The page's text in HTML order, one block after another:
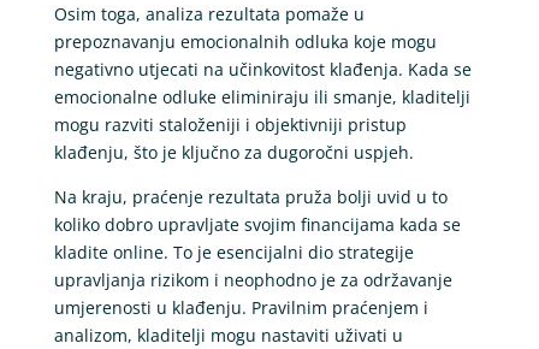
Osim toga, analiza rezultata pomaže u
prepoznavanju emocionalnih odluka koje mogu
negativno utjecati na učinkovitost klađenja. Kada se
emocionalne odluke eliminiraju ili smanje, kladitelji
mogu razviti staloženiji i objektivniji pristup
klađenju, što je ključno za dugoročni uspjeh.
Na kraju, praćenje rezultata pruža bolji uvid u to
koliko dobro upravljate svojim financijama kada se
kladite online. To je esencijalni dio strategije
upravljanja rizikom i neophodno je za održavanje
umjerenosti u klađenju. Pravilnim praćenjem i
analizom, kladitelji mogu nastaviti uživati u